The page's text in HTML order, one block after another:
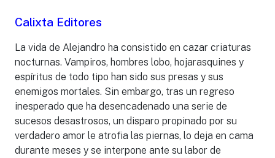
Calixta Editores
La vida de Alejandro ha consistido en cazar criaturas
nocturnas. Vampiros, hombres lobo, hojarasquines y
espíritus de todo tipo han sido sus presas y sus
enemigos mortales. Sin embargo, tras un regreso
inesperado que ha desencadenado una serie de
sucesos desastrosos, un disparo propinado por su
verdadero amor le atrofia las piernas, lo deja en cama
durante meses y se interpone ante su labor de